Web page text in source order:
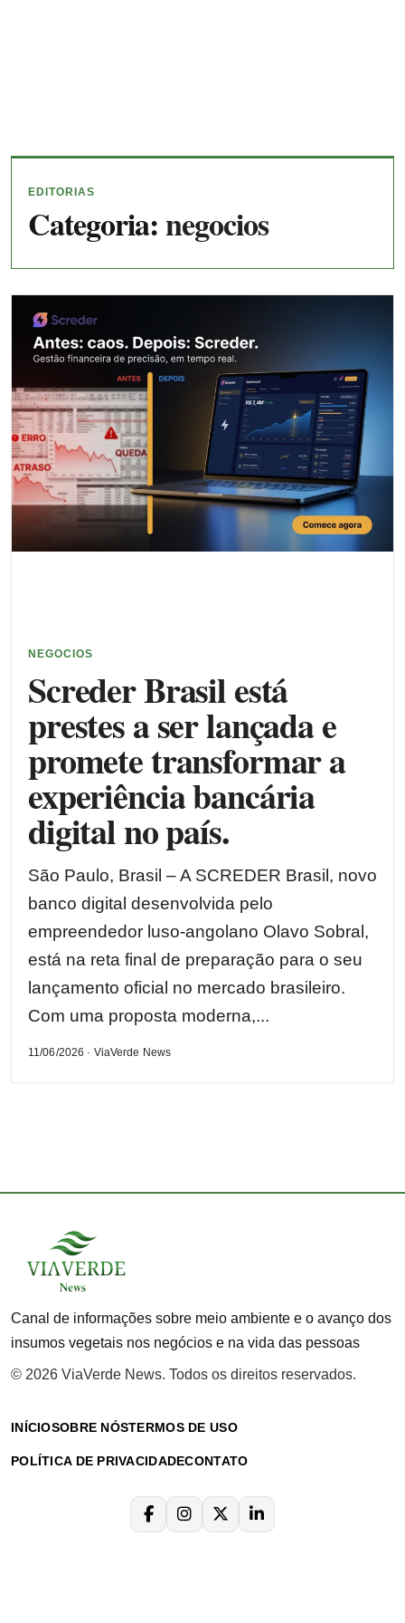
EDITORIAS
Categoria:negocios
NEGOCIOS
Screder Brasil está
prestes a ser lançada e
promete transformar a
experiência bancária
digital no país.
São Paulo, Brasil – A SCREDER Brasil, novo
banco digital desenvolvida pelo
empreendedor luso-angolano Olavo Sobral,
está na reta final de preparação para o seu
lançamento oficial no mercado brasileiro.
Com uma proposta moderna,...
11/06/2026 · ViaVerde News
Canal de informações sobre meio ambiente e o avanço dos
insumos vegetais nos negócios e na vida das pessoas
© 2026 ViaVerde News. Todos os direitos reservados.
INÍCIOSOBRE NÓSTERMOS DE USO
POLÍTICA DE PRIVACIDADECONTATO